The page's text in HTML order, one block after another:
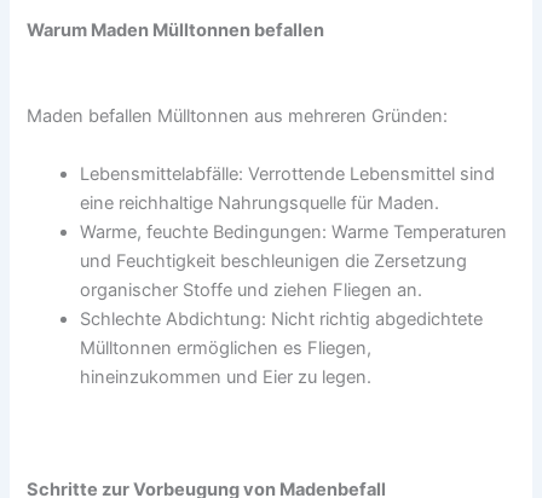
Warum Maden Mülltonnen befallen
Maden befallen Mülltonnen aus mehreren Gründen:
Lebensmittelabfälle: Verrottende Lebensmittel sind
eine reichhaltige Nahrungsquelle für Maden.
Warme, feuchte Bedingungen: Warme Temperaturen
und Feuchtigkeit beschleunigen die Zersetzung
organischer Stoffe und ziehen Fliegen an.
Schlechte Abdichtung: Nicht richtig abgedichtete
Mülltonnen ermöglichen es Fliegen,
hineinzukommen und Eier zu legen.
Schritte zur Vorbeugung von Madenbefall